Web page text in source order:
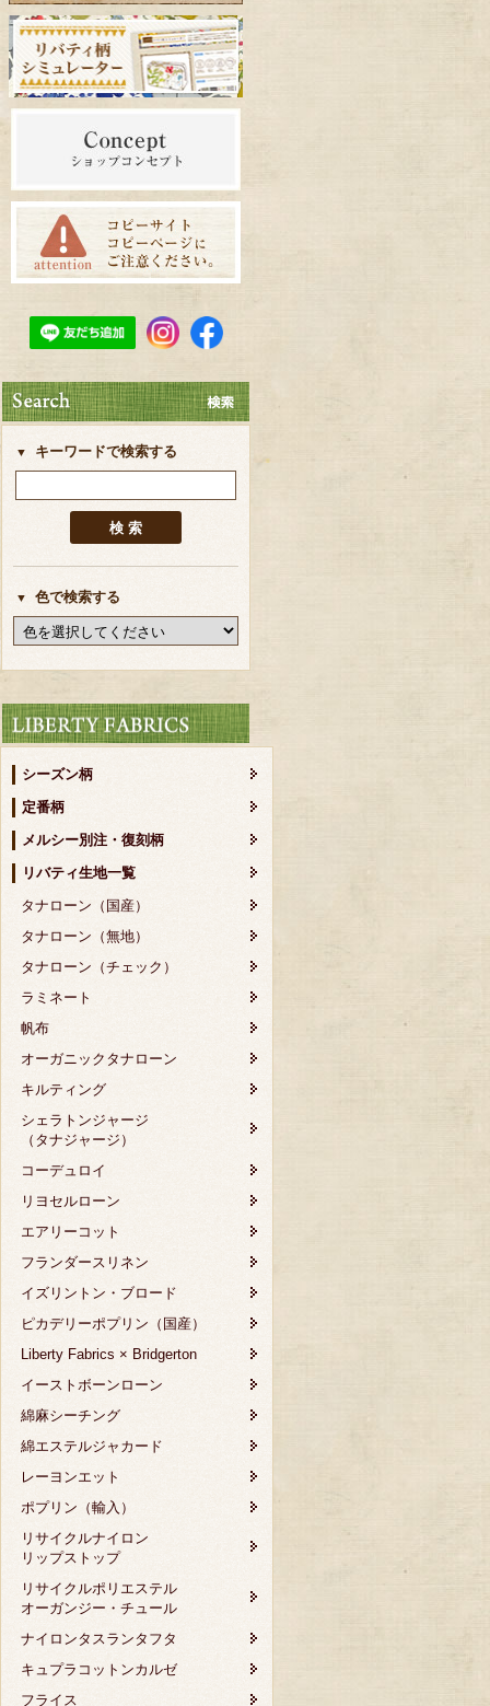
キーワードで検索する
色で検索する
シーズン柄
定番柄
メルシー別注・復刻柄
リバティ生地一覧
タナローン（国産）
タナローン（無地）
タナローン（チェック）
ラミネート
帆布
オーガニックタナローン
キルティング
シェラトンジャージ
（タナジャージ）
コーデュロイ
リヨセルローン
エアリーコット
フランダースリネン
イズリントン・ブロード
ピカデリーポプリン（国産）
Liberty Fabrics × Bridgerton
イーストボーンローン
綿麻シーチング
綿エステルジャカード
レーヨンエット
ポプリン（輸入）
リサイクルナイロン
リップストップ
リサイクルポリエステル
オーガンジー・チュール
ナイロンタスランタフタ
キュプラコットンカルゼ
フライス